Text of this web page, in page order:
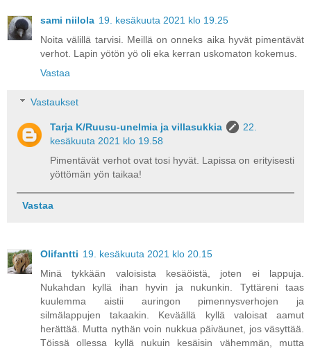
sami niilola 19. kesäkuuta 2021 klo 19.25
Noita välillä tarvisi. Meillä on onneks aika hyvät pimentävät
verhot. Lapin yötön yö oli eka kerran uskomaton kokemus.
Vastaa
Vastaukset
Tarja K/Ruusu-unelmia ja villasukkia
22.
kesäkuuta 2021 klo 19.58
Pimentävät verhot ovat tosi hyvät. Lapissa on erityisesti
yöttömän yön taikaa!
Vastaa
Olifantti 19. kesäkuuta 2021 klo 20.15
Minä tykkään valoisista kesäöistä, joten ei lappuja.
Nukahdan kyllä ihan hyvin ja nukunkin. Tyttäreni taas
kuulemma aistii auringon pimennysverhojen ja
silmälappujen takaakin. Keväällä kyllä valoisat aamut
herättää. Mutta nythän voin nukkua päiväunet, jos väsyttää.
Töissä ollessa kyllä nukuin kesäisin vähemmän, mutta